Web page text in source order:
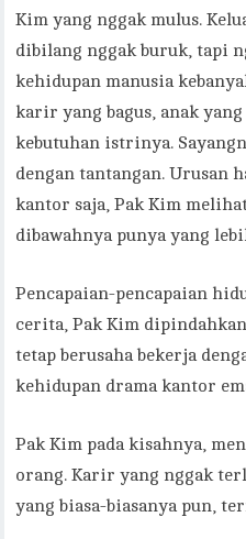
Kim yang nggak mulus.
dibilang nggak buruk, tapi
kehidupan manusia
karir yang bagus, anak
kebutuhan istrinya.
dengan tantangan. Urusan
kantor saja, Pak Kim
dibawahnya punya yang
Pencapaian-pencapaian
cerita, Pak Kim
tetap berusaha bekerja
kehidupan drama kantor
Pak Kim pada kisahnya,
orang. Karir yang nggak
yang biasa-biasanya pun,